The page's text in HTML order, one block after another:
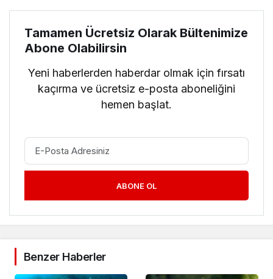
Tamamen Ücretsiz Olarak Bültenimize
Abone Olabilirsin
Yeni haberlerden haberdar olmak için fırsatı
kaçırma ve ücretsiz e-posta aboneliğini
hemen başlat.
ABONE OL
Benzer Haberler